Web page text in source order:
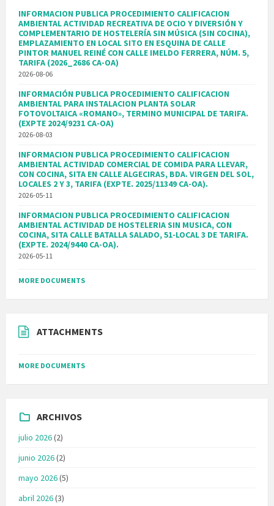
INFORMACION PUBLICA PROCEDIMIENTO CALIFICACION
AMBIENTAL ACTIVIDAD RECREATIVA DE OCIO Y DIVERSIÓN Y
COMPLEMENTARIO DE HOSTELERÍA SIN MÚSICA (SIN COCINA),
EMPLAZAMIENTO EN LOCAL SITO EN ESQUINA DE CALLE
PINTOR MANUEL REINÉ CON CALLE IMELDO FERRERA, NÚM. 5,
TARIFA (2026_2686 CA-OA)
2026-08-06
INFORMACIÓN PUBLICA PROCEDIMIENTO CALIFICACION
AMBIENTAL PARA INSTALACION PLANTA SOLAR
FOTOVOLTAICA «ROMANO», TERMINO MUNICIPAL DE TARIFA.
(EXPTE 2024/9231 CA-OA)
2026-08-03
INFORMACION PUBLICA PROCEDIMIENTO CALIFICACION
AMBIENTAL ACTIVIDAD COMERCIAL DE COMIDA PARA LLEVAR,
CON COCINA, SITA EN CALLE ALGECIRAS, BDA. VIRGEN DEL SOL,
LOCALES 2 Y 3, TARIFA (EXPTE. 2025/11349 CA-OA).
2026-05-11
INFORMACION PUBLICA PROCEDIMIENTO CALIFICACION
AMBIENTAL ACTIVIDAD DE HOSTELERIA SIN MUSICA, CON
COCINA, SITA CALLE BATALLA SALADO, 51-LOCAL 3 DE TARIFA.
(EXPTE. 2024/9440 CA-OA).
2026-05-11
MORE DOCUMENTS
ATTACHMENTS
MORE DOCUMENTS
ARCHIVOS
julio 2026(2)
junio 2026(2)
mayo 2026(5)
abril 2026(3)